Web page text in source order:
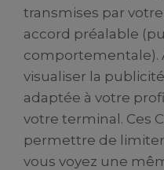
transmises par
accord préalable
comportementale).
visualiser la
adaptée à votre
votre terminal. Ces
permettre de
vous voyez une